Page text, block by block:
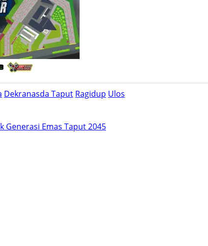
Dekranasda Taput Ragidup Ulos
Generasi Emas Taput 2045